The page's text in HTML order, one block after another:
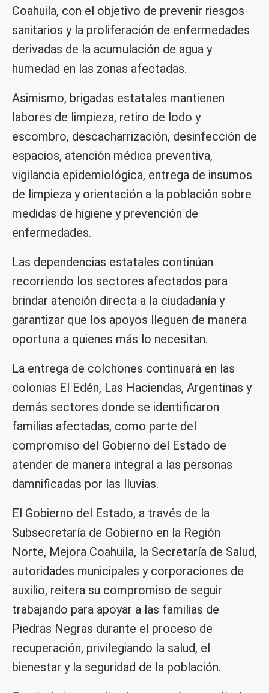
Coahuila, con el objetivo de prevenir riesgos
sanitarios y la proliferación de enfermedades
derivadas de la acumulación de agua y
humedad en las zonas afectadas.
Asimismo, brigadas estatales mantienen
labores de limpieza, retiro de lodo y
escombro, descacharrización, desinfección de
espacios, atención médica preventiva,
vigilancia epidemiológica, entrega de insumos
de limpieza y orientación a la población sobre
medidas de higiene y prevención de
enfermedades.
Las dependencias estatales continúan
recorriendo los sectores afectados para
brindar atención directa a la ciudadanía y
garantizar que los apoyos lleguen de manera
oportuna a quienes más lo necesitan.
La entrega de colchones continuará en las
colonias El Edén, Las Haciendas, Argentinas y
demás sectores donde se identificaron
familias afectadas, como parte del
compromiso del Gobierno del Estado de
atender de manera integral a las personas
damnificadas por las lluvias.
El Gobierno del Estado, a través de la
Subsecretaría de Gobierno en la Región
Norte, Mejora Coahuila, la Secretaría de Salud,
autoridades municipales y corporaciones de
auxilio, reitera su compromiso de seguir
trabajando para apoyar a las familias de
Piedras Negras durante el proceso de
recuperación, privilegiando la salud, el
bienestar y la seguridad de la población.